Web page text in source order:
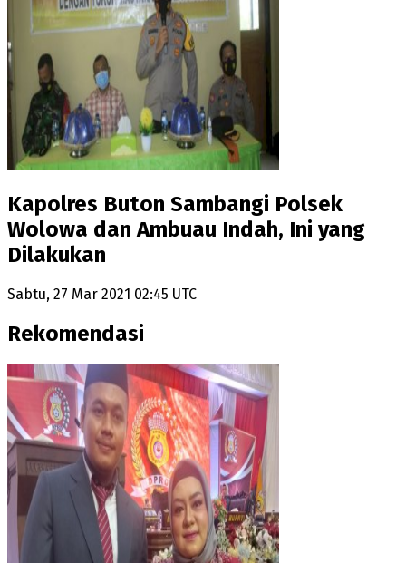
Kapolres Buton Sambangi Polsek
Wolowa dan Ambuau Indah, Ini yang
Dilakukan
Sabtu, 27 Mar 2021 02:45 UTC
Rekomendasi